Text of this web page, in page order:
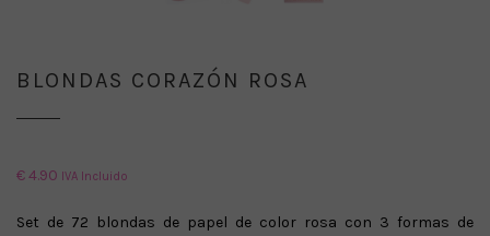
BLONDAS CORAZÓN ROSA
€4.90 IVA Incluido
Set de 72 blondas de papel de color rosa con 3 formas de